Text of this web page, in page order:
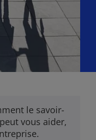
le savoir-
vous aider,